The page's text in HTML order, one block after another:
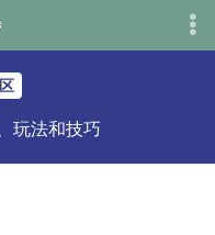
玩法和技巧